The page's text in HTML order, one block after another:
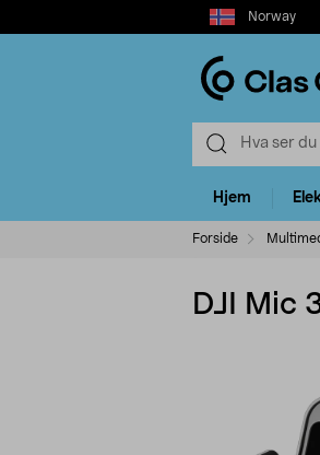
Select
market
Norway
Hjem
Forside
DJI Mic